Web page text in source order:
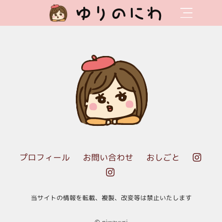
ゆりのにわ
プロフィール お問い合わせ おしごと


当サイトの情報を転載、複製、改変等は禁止いたします